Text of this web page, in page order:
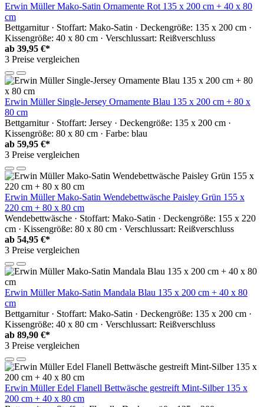
Erwin Müller Mako-Satin Ornamente Rot 135 x 200 cm + 40 x 80
cm
Bettgarnitur · Stoffart: Mako-Satin · Deckengröße: 135 x 200 cm ·
Kissengröße: 40 x 80 cm · Verschlussart: Reißverschluss
ab 39,95 €*
3 Preise vergleichen
Erwin Müller Single-Jersey Ornamente Blau 135 x 200 cm + 80 x
80 cm
Bettgarnitur · Stoffart: Jersey · Deckengröße: 135 x 200 cm ·
Kissengröße: 80 x 80 cm · Farbe: blau
ab 59,95 €*
3 Preise vergleichen
Erwin Müller Mako-Satin Wendebettwäsche Paisley Grün 155 x
220 cm + 80 x 80 cm
Wendebettwäsche · Stoffart: Mako-Satin · Deckengröße: 155 x 220
cm · Kissengröße: 80 x 80 cm · Verschlussart: Reißverschluss
ab 54,95 €*
3 Preise vergleichen
Erwin Müller Mako-Satin Mandala Blau 135 x 200 cm + 40 x 80
cm
Bettgarnitur · Stoffart: Mako-Satin · Deckengröße: 135 x 200 cm ·
Kissengröße: 40 x 80 cm · Verschlussart: Reißverschluss
ab 89,90 €*
3 Preise vergleichen
Erwin Müller Edel Flanell Bettwäsche gestreift Mint-Silber 135 x
200 cm + 40 x 80 cm